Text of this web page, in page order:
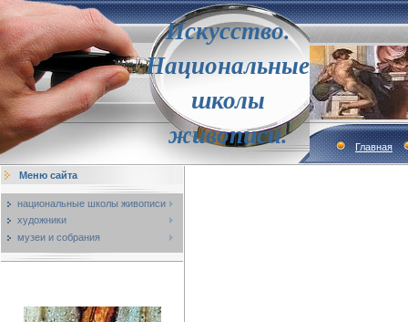
Искусство.
Национальные
школы
живописи.
Главная
Меню сайта
национальные школы живописи
художники
музеи и собрания